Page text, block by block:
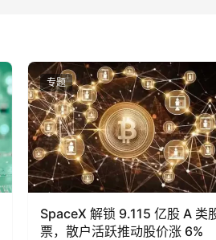
专题
SpaceX 解锁 9.115 亿股 A 类
票，散户活跃推动股价涨 6%